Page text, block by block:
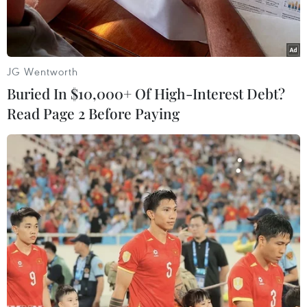
Mohamed Salah lập nên kỳ tích trong màu áo Liverpool.
(Nguồn: Getty Images)
Mohamed Salah đá chính và đóng góp 1 bàn
thắng để giúp Liverpool vùi dập Sparta Prague ở
lượt về vòng 1/8 Europa League.
Chân sút người Ai Cập ghi bàn ở phút thứ 10 để
JG Wentworth
Buried In $10,000+ Of High-Interest Debt?
Read Page 2 Before Paying